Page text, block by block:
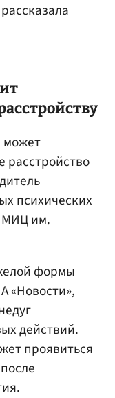
может
расстройство
психических
им.
формы
«Новости»,
действий.
проявиться